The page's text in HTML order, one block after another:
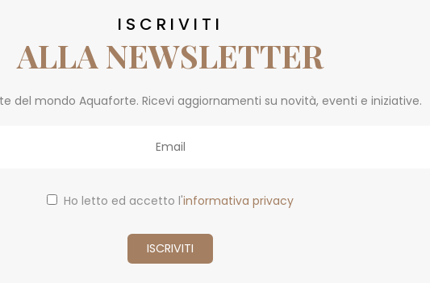
ISCRIVITI
ALLA NEWSLETTER
del mondo Aquaforte. Ricevi aggiornamenti su novità, eventi e iniziative.
Ho letto ed accetto l'informativa privacy